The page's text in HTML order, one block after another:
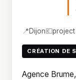
📍Dijon💶project
CRÉATION DE
Agence